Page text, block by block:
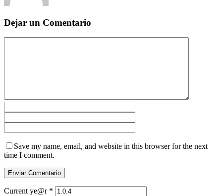
Dejar un Comentario
Save my name, email, and website in this browser for the next
time I comment.
Current ye@r *